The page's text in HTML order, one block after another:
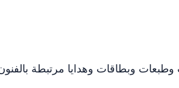
وبطاقات وهدايا مرتبطة